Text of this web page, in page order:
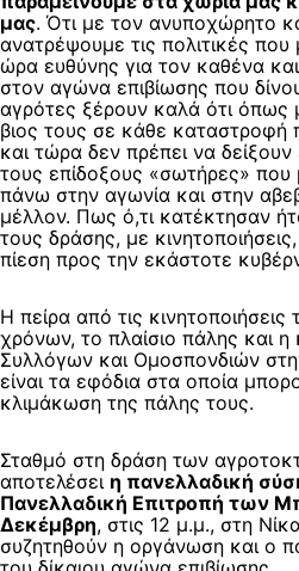
μας. Ότι με τον ανυποχώρητο
ανατρέψουμε τις πολιτικές που
ώρα ευθύνης για τον καθένα
στον αγώνα επιβίωσης που
αγρότες ξέρουν καλά ότι όπως
βιος τους σε κάθε καταστροφή
και τώρα δεν πρέπει να
τους επίδοξους «σωτήρες» που
πάνω στην αγωνία και στην
μέλλον. Πως ό,τι κατέκτησαν
τους δράσης, με
πίεση προς την εκάστοτε
Η πείρα από τις
χρόνων, το πλαίσιο πάλης και η
Συλλόγων και Ομοσπονδιών
είναι τα εφόδια στα οποία
κλιμάκωση της πάλης τους.
Σταθμό στη δράση των
αποτελέσει η πανελλαδική
Πανελλαδική Επιτροπή των
Δεκέμβρη, στις 12 μ.μ., στη
συζητηθούν η οργάνωση και ο